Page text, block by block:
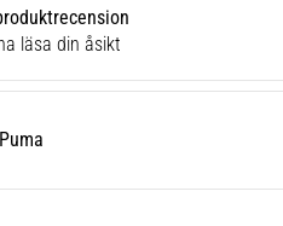
läsa din åsikt